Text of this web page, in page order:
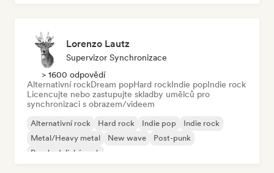
Lorenzo Lautz
Supervizor Synchronizace
> 1600 odpovědí
Alternativní rockDream popHard rockIndie popIndie rock
Licencujte nebo zastupujte skladby umělců pro
synchronizaci s obrazem/videem
Alternativní rock Hard rock Indie pop
Indie rock
Metal/Heavy metal
New wave
Post-punk
Psychedelický rock